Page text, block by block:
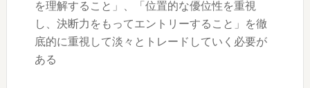
を理解すること」、「位置的な優位性を重視
し、決断力をもってエントリーすること」を徹
底的に重視して淡々とトレードしていく必要が
ある